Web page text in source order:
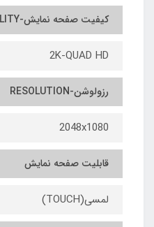
کیفیت صفحه نمایش-QUALITY
2K-QUAD HD
رزولوشن-RESOLUTION
2048x1080
قابلیت صفحه نمایش
لمسی(TOUCH)